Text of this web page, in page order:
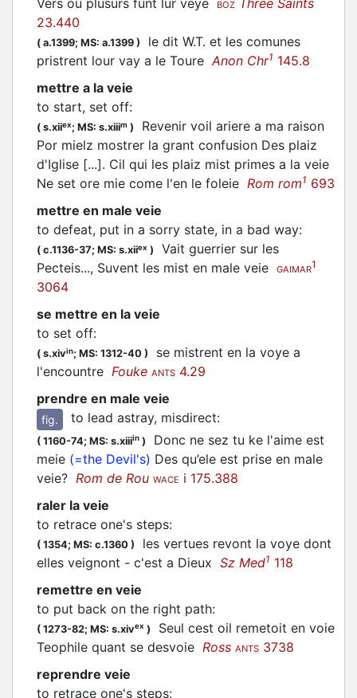
Vers ou plusurs funt lur veye
BOZ Three Saints
23.440
( a.1399; MS: a.1399 )
le dit W.T. et les comunes
pristrent lour vay a le ToureAnon Chr1 145.8
mettre a la veie
to start, set off:
( s.xiiex; MS: s.xiiim )
Revenir voil ariere a ma raison
Por mielz mostrer la grant confusion Des plaiz
d'Iglise [...]. Cil qui les plaiz mist primes a la veie
Ne set ore mie come l'en le foleie Rom rom1 693
mettre en male veie
to defeat, put in a sorry state, in a bad way:
( c.1136-37; MS: s.xiiex )
Vait guerrier sur les
Pecteis..., Suvent les mist en male veie
GAIMAR1
3064
se mettre en la veie
to set off:
( s.xivin; MS: 1312-40 )
se mistrent en la voye a
l'encountre Fouke ANTS 4.29
prendre en male veie
fig. to lead astray, misdirect:
( 1160-74; MS: s.xiiiin )
Donc ne sez tu ke l'aime est
meie (=the Devil's) Des qu’ele est prise en male
veie? Rom de Rou WACE i 175.388
raler la veie
to retrace one's steps:
( 1354; MS: c.1360 )
les vertues revont la voye dont
elles veignont - c'est a Dieux Sz Med1 118
remettre en veie
to put back on the right path:
( 1273-82; MS: s.xivex )
Seul cest oil remetoit en voie
Teophile quant se desvoie Ross ANTS 3738
reprendre veie
to retrace one's steps: